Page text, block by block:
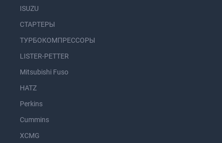
ISUZU
СТАРТЕРЫ
ТУРБОКОМПРЕССОРЫ
LISTER-PETTER
Mitsubishi Fuso
HATZ
Perkins
Cummins
XCMG